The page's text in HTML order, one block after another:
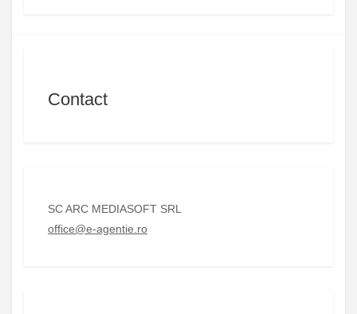
Contact
SC ARC MEDIASOFT SRL
office@e-agentie.ro